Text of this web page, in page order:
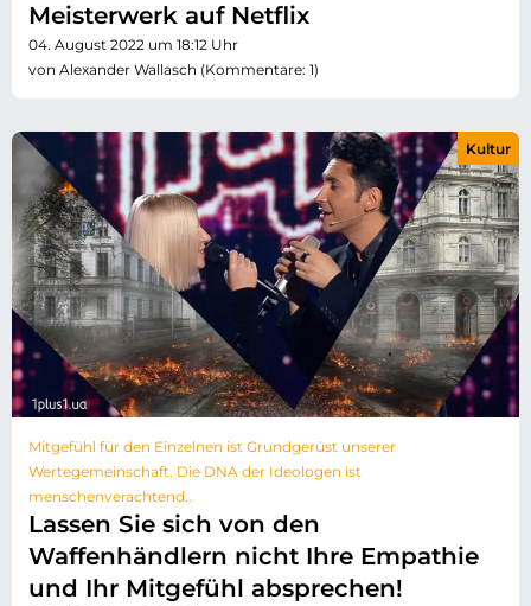
Meisterwerk auf Netflix
04. August 2022 um 18:12 Uhr
von Alexander Wallasch (Kommentare: 1)
Mitgefühl für den Einzelnen ist Grundgerüst unserer
Wertegemeinschaft. Die DNA der Ideologen ist
menschenverachtend..
Lassen Sie sich von den
Waffenhändlern nicht Ihre Empathie
und Ihr Mitgefühl absprechen!
Kultur